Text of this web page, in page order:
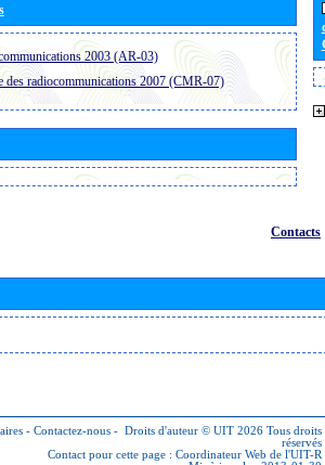
2003 (AR-03)
des radiocommunications 2007 (CMR-07)
Contacts
- Contactez-nous - Droits d'auteur © UIT 2026 Tous droits
réservés
Contact pour cette page : Coordinateur Web de l'UIT-R